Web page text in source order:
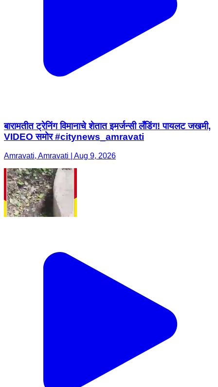
बारामतीत ट्रेनिंग विमानाचे शेतात इमर्जन्सी लँडिंग! पायलट जखमी,
VIDEO समोर #citynews_amravati
Amravati, Amravati | Aug 9, 2026